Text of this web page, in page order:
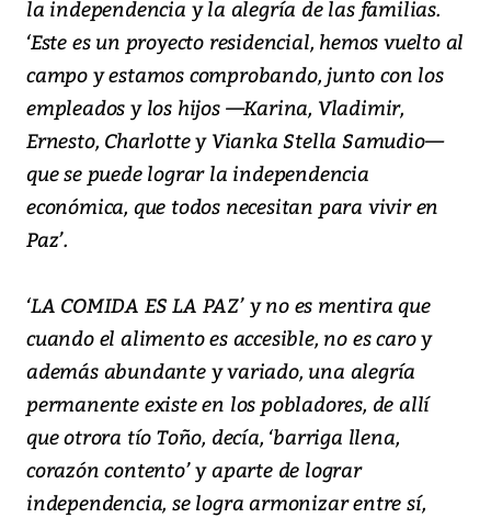
la independencia y la alegría de las familias.
‘Este es un proyecto residencial, hemos vuelto al
campo y estamos comprobando, junto con los
empleados y los hijos —Karina, Vladimir,
Ernesto, Charlotte y Vianka Stella Samudio—
que se puede lograr la independencia
económica, que todos necesitan para vivir en
Paz’.
‘LA COMIDA ES LA PAZ’ y no es mentira que
cuando el alimento es accesible, no es caro y
además abundante y variado, una alegría
permanente existe en los pobladores, de allí
que otrora tío Toño, decía, ‘barriga llena,
corazón contento’ y aparte de lograr
independencia, se logra armonizar entre sí,